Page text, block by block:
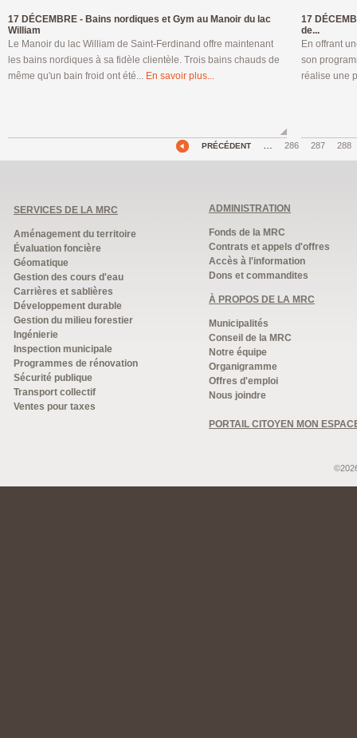
17 DÉCEMBRE - Bains nordiques et Gym au Manoir du lac
William
Le Manoir du lac William de Saint-Ferdinand offre maintenant
les bains nordiques à sa fidèle clientèle. Trois bains chauds de
même qu'un bain froid ont été... En savoir plus...
17
de...
En offrant
son
réalise une
PRÉCÉDENT … 286 287 288
SERVICES DE LA MRC
Aménagement du territoire
Évaluation foncière
Géomatique
Gestion des cours d'eau
Carrières et sablières
Développement durable
Gestion du milieu forestier
Ingénierie
Inspection municipale
Programmes de rénovation
Sécurité publique
Transport collectif
Ventes pour taxes
ADMINISTRATION
Fonds de la MRC
Contrats et appels d'offres
Accès à l'information
Dons et commandites
À PROPOS DE LA MRC
Municipalités
Conseil de la MRC
Notre équipe
Organigramme
Offres d'emploi
Nous joindre
PORTAIL CITOYEN MON